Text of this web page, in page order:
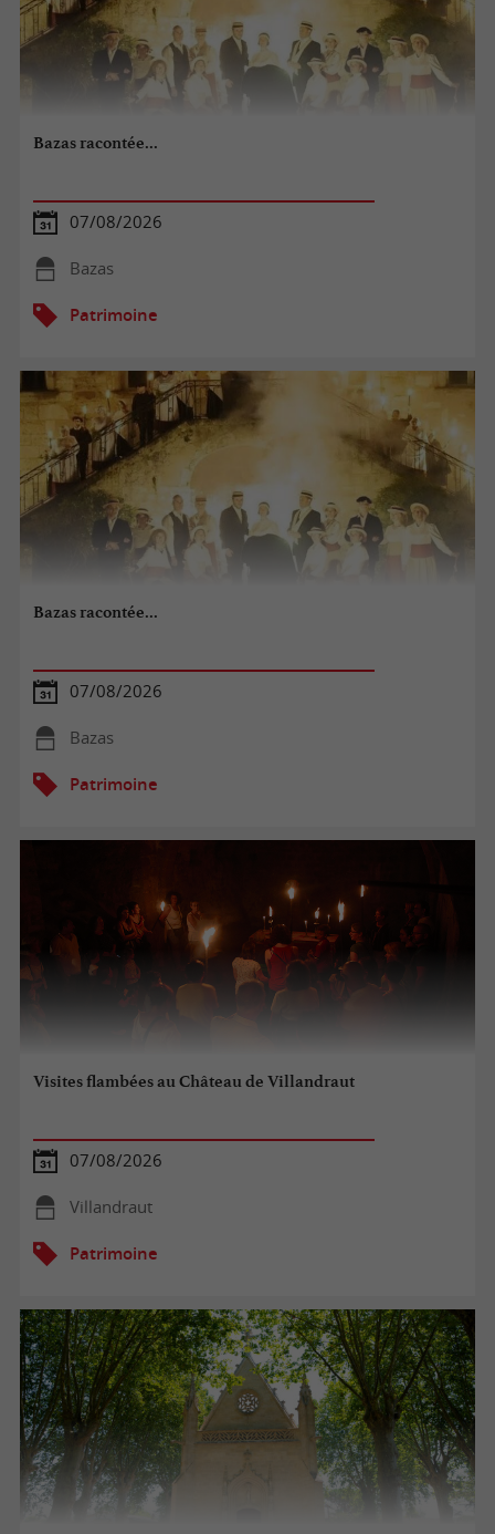
Bazas racontée...
07/08/2026
Bazas
Patrimoine
Bazas racontée...
07/08/2026
Bazas
Patrimoine
Visites flambées au Château de Villandraut
07/08/2026
Villandraut
Patrimoine